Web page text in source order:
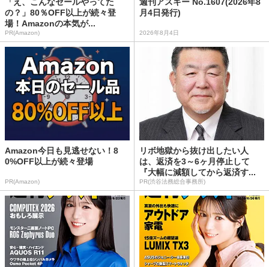
の？」80％OFF以上が続々登
場！Amazonの本気が...
PR(Amazon)
月4日発行)
2026年8月4日
Amazon今日も見逃せない！8
0%OFF以上が続々登場
PR(Amazon)
リボ地獄から抜け出したい人
は、返済を3～6ヶ月停止して
『大幅に減額してから返済す...
PR(渋谷法務総合事務所)